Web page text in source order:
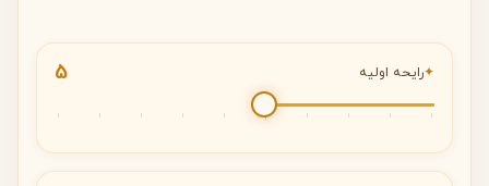
✦رایحه اولیه 5